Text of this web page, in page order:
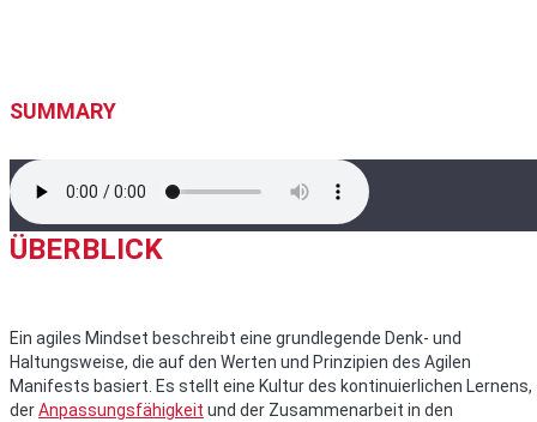
SUMMARY
ÜBERBLICK
Ein agiles Mindset beschreibt eine grundlegende Denk- und
Haltungsweise, die auf den Werten und Prinzipien des Agilen
Manifests basiert. Es stellt eine Kultur des kontinuierlichen Lernens,
derAnpassungsfähigkeit und der Zusammenarbeit in den